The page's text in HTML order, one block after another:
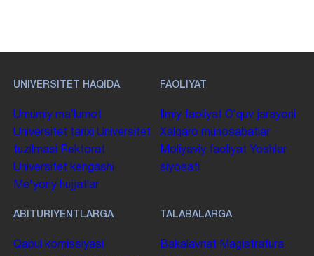
UNIVERSITET HAQIDA
Umumiy maʼlumot
Universitet tarixi Universitet
tuzilmasi Rektorat
Universitet kengashi
Me'yoriy hujjatlar
FAOLIYAT
Ilmiy faoliyat Oʻquv jarayoni
Xalqaro munosabatlar
Moliyaviy faoliyat Yoshlar
siyosati
ABITURIYENTLARGA
Qabul komissiyasi
TALABALARGA
Bakalavriat Magistratura